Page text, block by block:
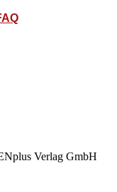
Verlag GmbH